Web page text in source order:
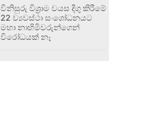
විනිසුරු විශ්‍රාම වයස දිගු කිරීමේ
22 ව්‍යවස්ථා සංශෝධනයට
මහා නාහිමිවරුන්ගෙන්
විරෝධයක් නෑ